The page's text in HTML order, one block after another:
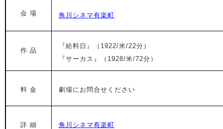
会 場 角川シネマ有楽町
作 品
『給料日』（1922/米/22分）
『サーカス』（1928/米/72分）
料 金 劇場にお問合せください
詳 細 角川シネマ有楽町